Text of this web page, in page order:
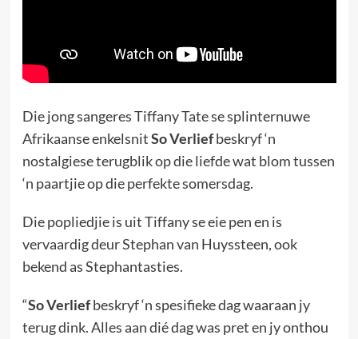
Die jong sangeres Tiffany Tate se splinternuwe
Afrikaanse enkelsnitSo Verliefbeskryf ‘n
nostalgiese terugblik op die liefde wat blom tussen
‘n paartjie op die perfekte somersdag.
Die popliedjie is uit Tiffany se eie pen en is
vervaardig deur Stephan van Huyssteen, ook
bekend as Stephantasties.
“So Verliefbeskryf ‘n spesifieke dag waaraan jy
terug dink. Alles aan dié dag was pret en jy onthou